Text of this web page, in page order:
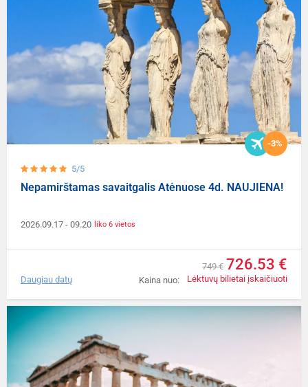
5/5
-3%
Nepamirštamas savaitgalis Atėnuose 4d. NAUJIENA!
2026.09.17 - 09.20 liko 6 vietos
Kaina nuo:
749 € 726.53 €
Lėktuvų bilietai įskaičiuoti
Daugiau datų